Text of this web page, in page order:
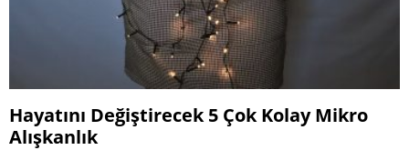
Hayatını Değiştirecek 5 Çok Kolay Mikro
Alışkanlık